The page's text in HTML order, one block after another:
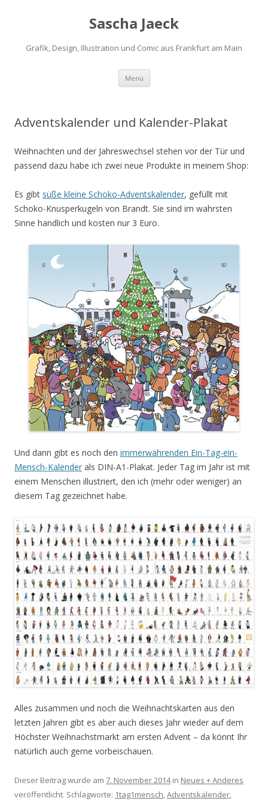
Sascha Jaeck
Grafik, Design, Illustration und Comic aus Frankfurt am Main
Menü Zum
springen
Adventskalender und Kalender-Plakat
Weihnachten und der Jahreswechsel stehen vor der Tür und
passend dazu habe ich zwei neue Produkte in meinem Shop:
Es gibt süße kleine Schoko-Adventskalender, gefüllt mit
Schoko-Knusperkugeln von Brandt. Sie sind im wahrsten
Sinne handlich und kosten nur 3 Euro.
Und dann gibt es noch den immerwährenden Ein-Tag-ein-
Mensch-Kalender als DIN-A1-Plakat. Jeder Tag im Jahr ist mit
einem Menschen illustriert, den ich (mehr oder weniger) an
diesem Tag gezeichnet habe.
Alles zusammen und noch die Weihnachtskarten aus den
letzten Jahren gibt es aber auch dieses Jahr wieder auf dem
Höchster Weihnachstmarkt am ersten Advent – da könnt Ihr
natürlich auch gerne vorbeischauen.
Dieser Beitrag wurde am 7. November 2014in Neues + Anderes
veröffentlicht. Schlagworte: 1tag1mensch,Adventskalender,